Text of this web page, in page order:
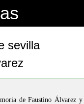
sevilla
de Faustino